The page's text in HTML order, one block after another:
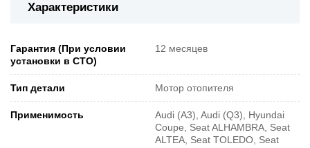
Характеристики
Гарантия (При условии
установки в СТО)
12 месяцев
Тип детали Мотор отопителя
Применимость
Audi (A3), Audi (Q3), Hyundai
Coupe, Seat ALHAMBRA, Seat
ALTEA, Seat TOLEDO, Seat